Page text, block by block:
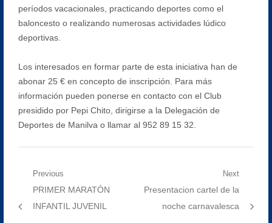
períodos vacacionales, practicando deportes como el
baloncesto o realizando numerosas actividades lúdico
deportivas.
Los interesados en formar parte de esta iniciativa han de
abonar 25 € en concepto de inscripción. Para más
información pueden ponerse en contacto con el Club
presidido por Pepi Chito, dirigirse a la Delegación de
Deportes de Manilva o llamar al 952 89 15 32.
Navegación
Previous
Previous
post:
PRIMER MARATÓN
INFANTIL JUVENIL
Next
Next
post:
Presentacion cartel de la
noche carnavalesca